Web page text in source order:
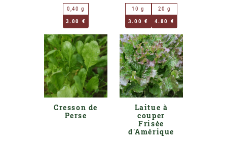
0,40 g
3.00 €
10 g
3.00 €
20 g
4.80 €
Cresson de
Perse
Laitue à
couper
Frisée
d'Amérique